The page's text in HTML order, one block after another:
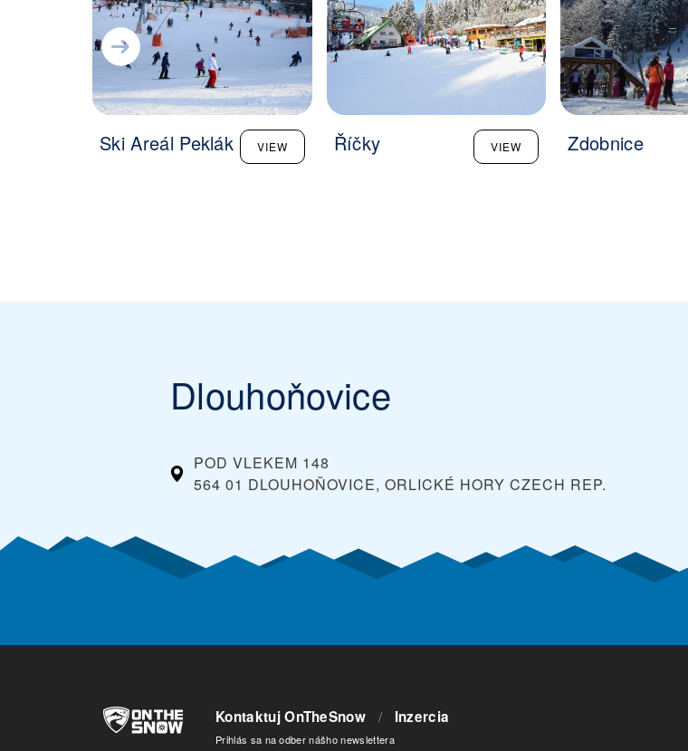
Ski Areál Peklák VIEW Říčky VIEW Zdobnice
Dlouhoňovice
POD VLEKEM 148
564 01 DLOUHOŇOVICE, ORLICKÉ HORY CZECH REP.
Kontaktuj OnTheSnow / Inzercia
Prihlás sa na odber nášho newslettera